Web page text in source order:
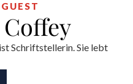
Schriftstellerin. Sie lebt